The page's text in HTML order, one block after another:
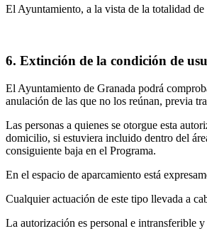
El Ayuntamiento, a la vista de la totalidad
6. Extinción de la condición de
El Ayuntamiento de Granada podrá
anulación de las que no los reúnan, previa
Las personas a quienes se otorgue esta
domicilio, si estuviera incluido dentro del
consiguiente baja en el Programa.
En el espacio de aparcamiento está
Cualquier actuación de este tipo llevada a
La autorización es personal e intransferible